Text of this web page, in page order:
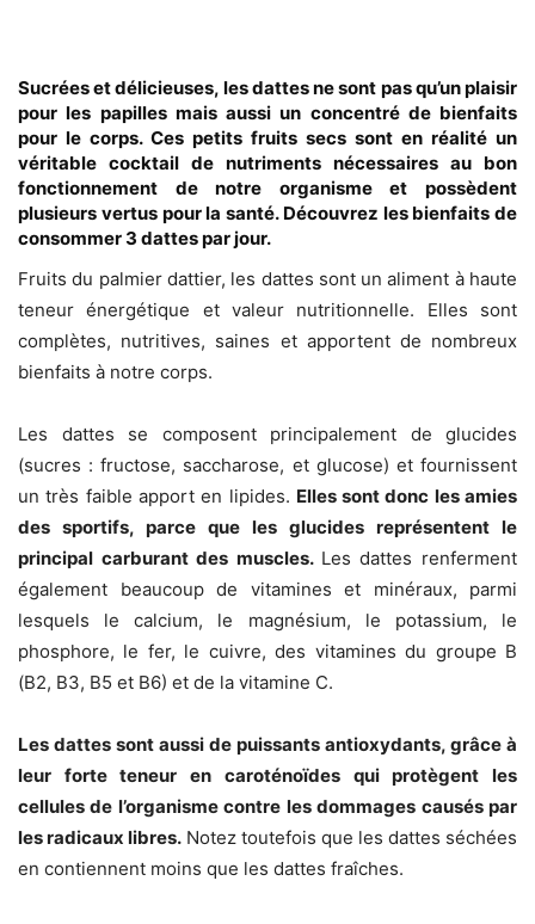
Sucrées et délicieuses, les dattes ne sont pas qu’un plaisir
pour les papilles mais aussi un concentré de bienfaits
pour le corps. Ces petits fruits secs sont en réalité un
véritable cocktail de nutriments nécessaires au bon
fonctionnement de notre organisme et possèdent
plusieurs vertus pour la santé. Découvrez les bienfaits de
consommer 3 dattes par jour.
Fruits du palmier dattier, les dattes sont un aliment à haute
teneur énergétique et valeur nutritionnelle. Elles sont
complètes, nutritives, saines et apportent de nombreux
bienfaits à notre corps.
Les dattes se composent principalement de glucides
(sucres : fructose, saccharose, et glucose) et fournissent
un très faible apport en lipides. Elles sont donc les amies
des sportifs, parce que les glucides représentent le
principal carburant des muscles. Les dattes renferment
également beaucoup de vitamines et minéraux, parmi
lesquels le calcium, le magnésium, le potassium, le
phosphore, le fer, le cuivre, des vitamines du groupe B
(B2, B3, B5 et B6) et de la vitamine C.
Les dattes sont aussi de puissants antioxydants, grâce à
leur forte teneur en caroténoïdes qui protègent les
cellules de l’organisme contre les dommages causés par
les radicaux libres. Notez toutefois que les dattes séchées
en contiennent moins que les dattes fraîches.